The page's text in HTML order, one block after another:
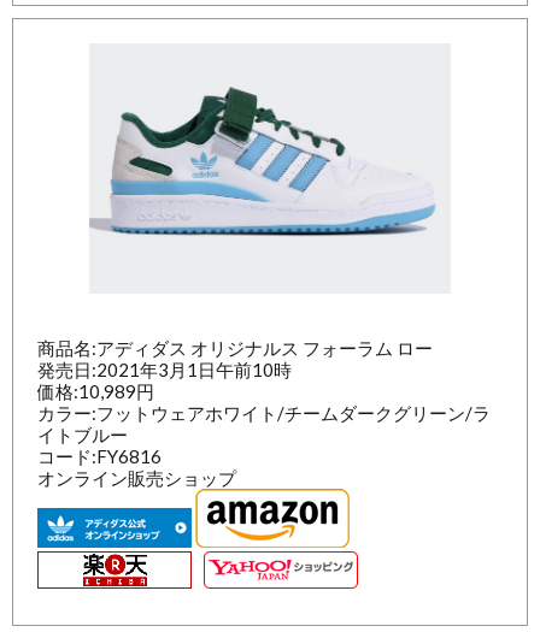
商品名:アディダス オリジナルス フォーラム ロー
発売日:2021年3月1日午前10時
価格:10,989円
カラー:フットウェアホワイト/チームダークグリーン/ラ
イトブルー
コード:FY6816
オンライン販売ショップ